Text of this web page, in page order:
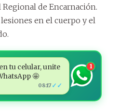
de Encarnación.
en el cuerpo y el
tu celular, unite
🤩
08:17 ✓✓
1